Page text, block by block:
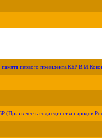
первого президента КБР
(Приз в честь года единства народов